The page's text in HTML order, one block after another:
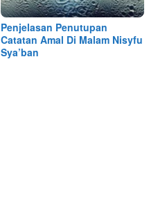
Penjelasan Penutupan
Catatan Amal Di Malam Nisyfu
Sya’ban